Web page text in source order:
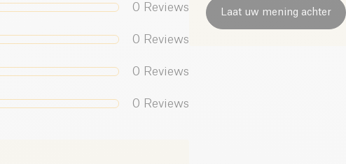
0 Reviews
0 Reviews
0 Reviews
0 Reviews
Laat uw mening achter